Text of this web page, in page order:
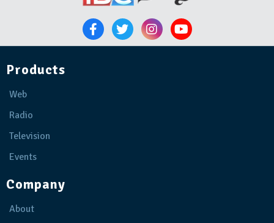
Products
Web
Radio
Television
Events
Company
About